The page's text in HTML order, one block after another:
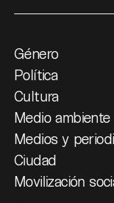
Género
Política
Cultura
Medio ambiente
Medios y
Ciudad
Movilización